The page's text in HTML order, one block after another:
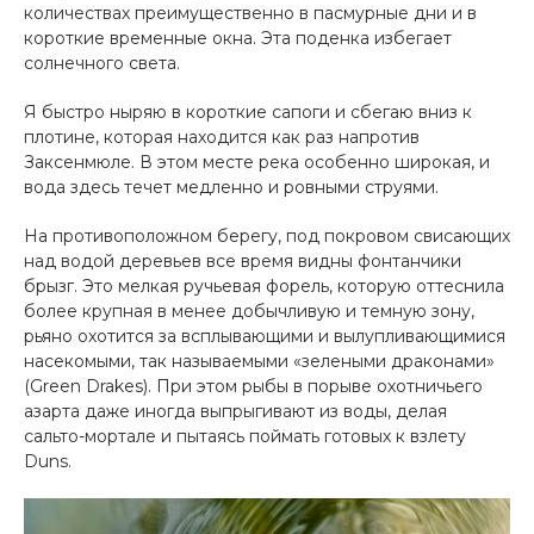
количествах преимущественно в пасмурные дни и в
короткие временные окна. Эта поденка избегает
солнечного света.
Я быстро ныряю в короткие сапоги и сбегаю вниз к
плотине, которая находится как раз напротив
Заксенмюле. В этом месте река особенно широкая, и
вода здесь течет медленно и ровными струями.
На противоположном берегу, под покровом свисающих
над водой деревьев все время видны фонтанчики
брызг. Это мелкая ручьевая форель, которую оттеснила
более крупная в менее добычливую и темную зону,
рьяно охотится за всплывающими и вылупливающимися
насекомыми, так называемыми «зелеными драконами»
(Green Drakes). При этом рыбы в порыве охотничьего
азарта даже иногда выпрыгивают из воды, делая
сальто-мортале и пытаясь поймать готовых к взлету
Duns.